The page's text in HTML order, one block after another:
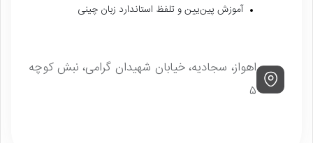
آموزش پین‌یین و تلفظ استاندارد زبان چینی
اهواز، سجادیه، خیابان شهیدان گرامی، نبش کوچه
۵